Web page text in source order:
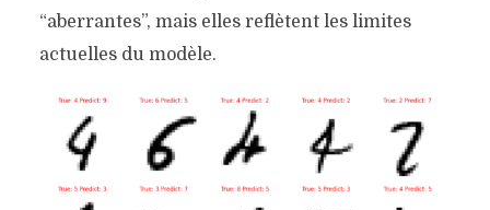
“aberrantes”, mais elles reflètent les limites
actuelles du modèle.